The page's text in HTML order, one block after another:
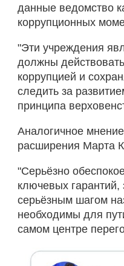
данные ведомство
коррупционных
"Эти учреждения
должны
коррупцией и
следить за
принципа
Аналогичное
расширения Марта
"Серьёзно
ключевых
серьёзным шагом
необходимы для
самом центре